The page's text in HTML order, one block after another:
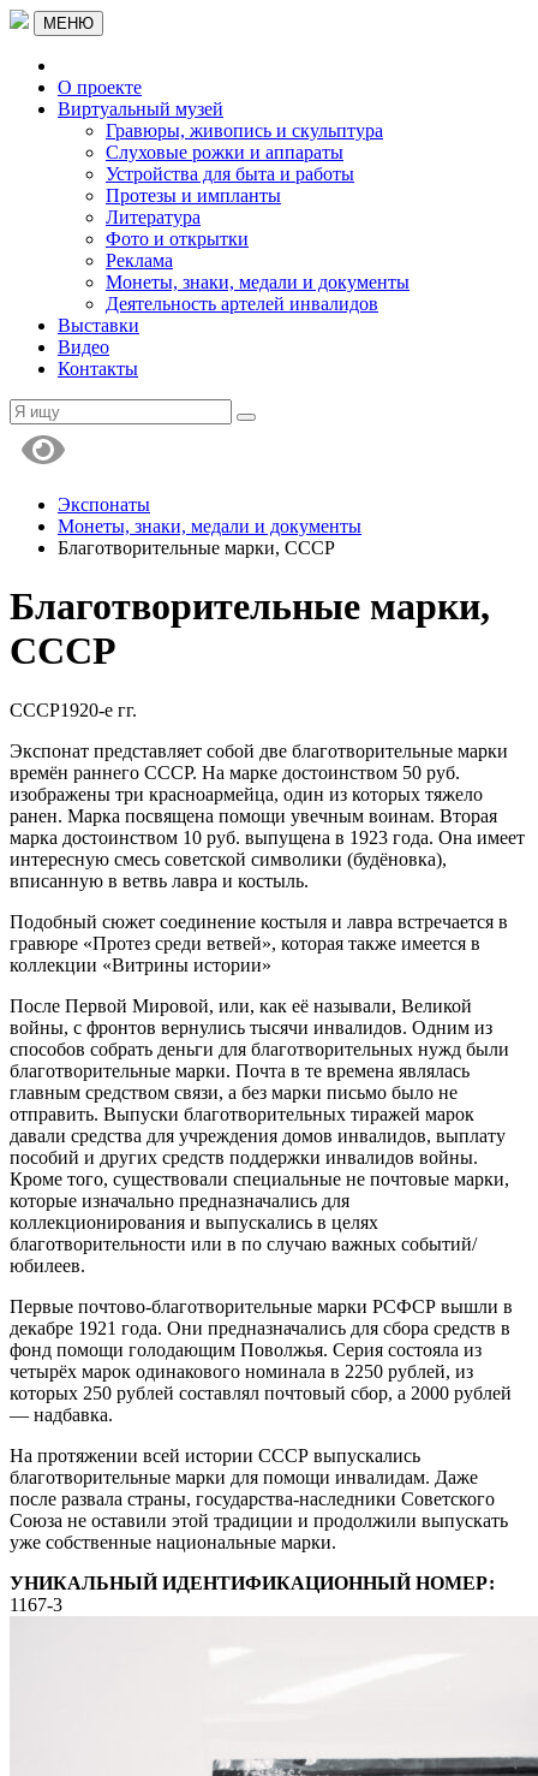
МЕНЮ
О проекте
Виртуальный музей
Гравюры, живопись и скульптура
Слуховые рожки и аппараты
Устройства для быта и работы
Протезы и импланты
Литература
Фото и открытки
Реклама
Монеты, знаки, медали и документы
Деятельность артелей инвалидов
Выставки
Видео
Контакты
Экспонаты
Монеты, знаки, медали и документы
Благотворительные марки, СССР
Благотворительные марки,
СССР
СССР1920-е гг.
Экспонат представляет собой две благотворительные марки
времён раннего СССР. На марке достоинством 50 руб.
изображены три красноармейца, один из которых тяжело
ранен. Марка посвящена помощи увечным воинам. Вторая
марка достоинством 10 руб. выпущена в 1923 года. Она имеет
интересную смесь советской символики (будёновка),
вписанную в ветвь лавра и костыль.
Подобный сюжет соединение костыля и лавра встречается в
гравюре «Протез среди ветвей», которая также имеется в
коллекции «Витрины истории»
После Первой Мировой, или, как её называли, Великой
войны, с фронтов вернулись тысячи инвалидов. Одним из
способов собрать деньги для благотворительных нужд были
благотворительные марки. Почта в те времена являлась
главным средством связи, а без марки письмо было не
отправить. Выпуски благотворительных тиражей марок
давали средства для учреждения домов инвалидов, выплату
пособий и других средств поддержки инвалидов войны.
Кроме того, существовали специальные не почтовые марки,
которые изначально предназначались для
коллекционирования и выпускались в целях
благотворительности или в по случаю важных событий/
юбилеев.
Первые почтово-благотворительные марки РСФСР вышли в
декабре 1921 года. Они предназначались для сбора средств в
фонд помощи голодающим Поволжья. Серия состояла из
четырёх марок одинакового номинала в 2250 рублей, из
которых 250 рублей составлял почтовый сбор, а 2000 рублей
— надбавка.
На протяжении всей истории СССР выпускались
благотворительные марки для помощи инвалидам. Даже
после развала страны, государства-наследники Советского
Союза не оставили этой традиции и продолжили выпускать
уже собственные национальные марки.
УНИКАЛЬНЫЙ ИДЕНТИФИКАЦИОННЫЙ НОМЕР:
1167-3